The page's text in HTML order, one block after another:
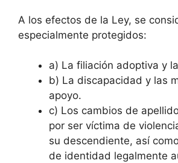
A los efectos de la Ley, se
especialmente protegidos:
a) La filiación adoptiva y
b) La discapacidad y las
apoyo.
c) Los cambios de
por ser víctima de
su descendiente, así
de identidad legalmente